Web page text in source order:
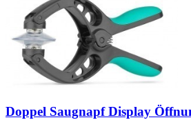
Doppel Saugnapf Display